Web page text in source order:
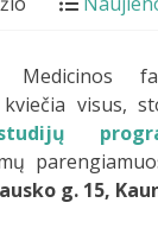
Medicinos
visus,
g. 15,